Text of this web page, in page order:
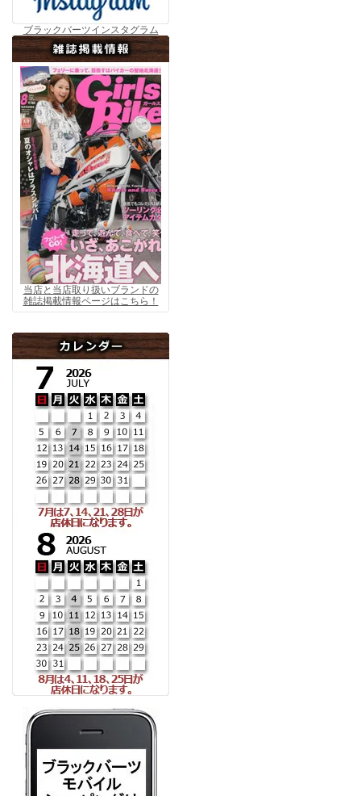
ブラックバーツインスタグラム
当店と当店取り扱いブランドの
雑誌掲載情報ページはこちら！